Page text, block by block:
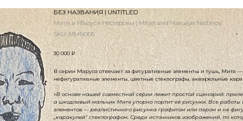
БЕЗ НАЗВАНИЯ | UNTITLED
Митя и Маруся Нестеровы | Mitya and Marusya Nesterov
SKU: MMN005
30 000 ₽
В серии Маруся отвечает за фигуративные элементы и тушь, Митя —
нефигуративные элементы, цветные стеклографы, акварельные
«В основе нашей совместной серии лежит простой сценарий:
а шкодливый мальчик Митя упорно портит её рисунки. Все работы
элементов — реалистичного рисунка графитом или пером и не
„каракулей“ стеклографом. Среди источников изображений, по